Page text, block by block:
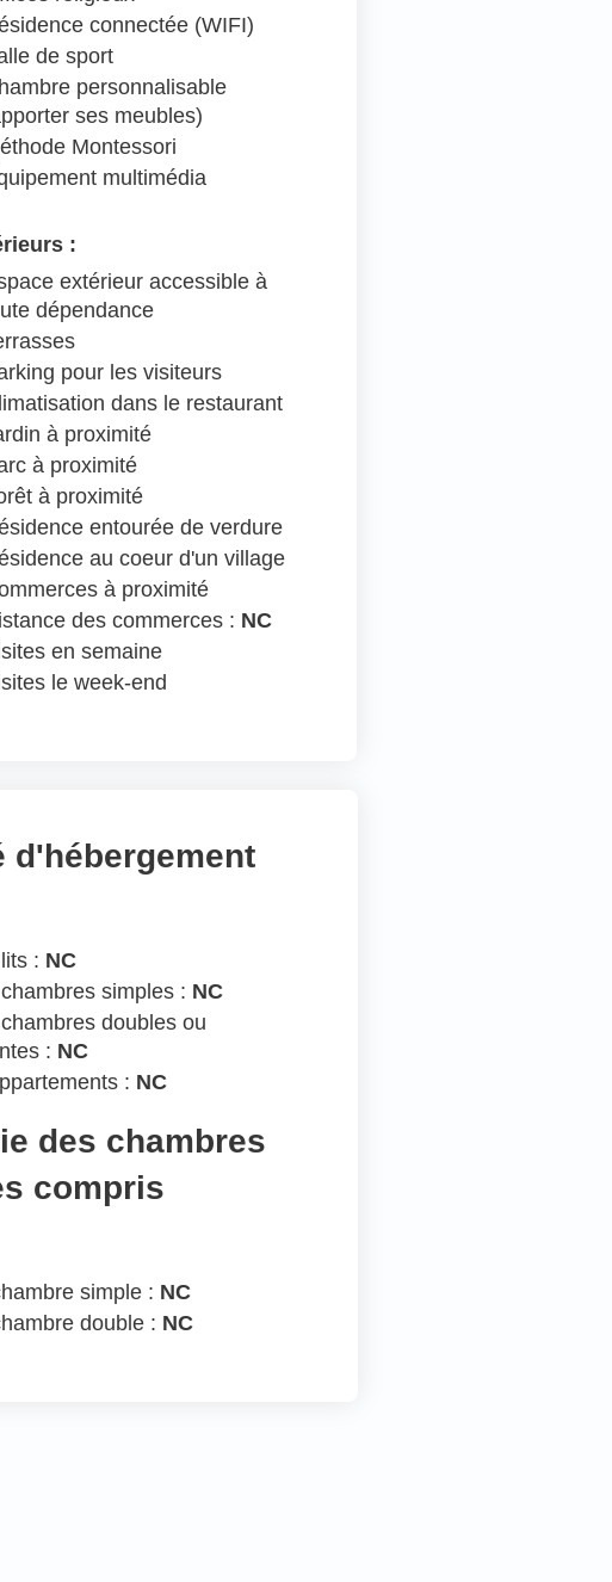
connectée (WIFI)
de sport
personnalisable
ses meubles)
Montessori
multimédia
:
extérieur accessible à
dépendance
pour les visiteurs
dans le restaurant
à proximité
à proximité
à proximité
entourée de verdure
au coeur d'un village
à proximité
des commerces : NC
en semaine
le week-end
d'hébergement
: NC
simples : NC
doubles ou
: NC
: NC
des chambres
compris
simple : NC
double : NC